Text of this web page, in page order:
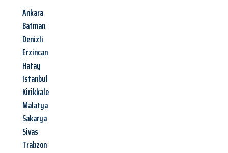
Ankara
Batman
Denizli
Erzincan
Hatay
Istanbul
Kirikkale
Malatya
Sakarya
Sivas
Trabzon